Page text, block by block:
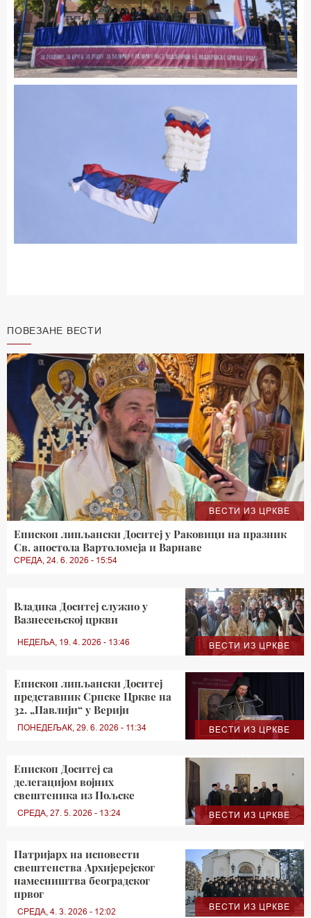
ПОВЕЗАНЕ ВЕСТИ
ВЕСТИ ИЗ ЦРКВЕ
Епископ липљански Доситеј у Раковици на празник
Св. апостола Вартоломеја и Варнаве
СРЕДА, 24. 6. 2026 - 15:54
ВЕСТИ ИЗ ЦРКВЕ
Владика Доситеј служио у
Вазнесењској цркви
НЕДЕЉА, 19. 4. 2026 - 13:46
ВЕСТИ ИЗ ЦРКВЕ
Епископ липљански Доситеј
представник Српске Цркве на
32. „Павлији“ у Верији
ПОНЕДЕЉАК, 29. 6. 2026 - 11:34
ВЕСТИ ИЗ ЦРКВЕ
Епископ Доситеј са
делегацијом војних
свештеника из Пољске
СРЕДА, 27. 5. 2026 - 13:24
ВЕСТИ ИЗ ЦРКВЕ
Патријарх на исповести
свештенства Архијерејског
намесништва београдског
првог
СРЕДА, 4. 3. 2026 - 12:02